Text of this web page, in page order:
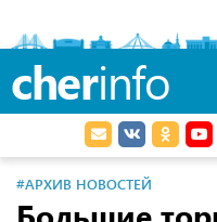
cherinfo
#АРХИВ НОВОСТЕЙ